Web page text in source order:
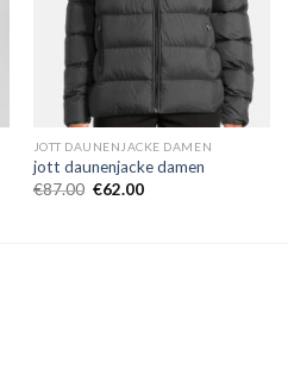
JOTT DAUNENJACKE DAMEN
jott daunenjacke damen
€87.00 €62.00